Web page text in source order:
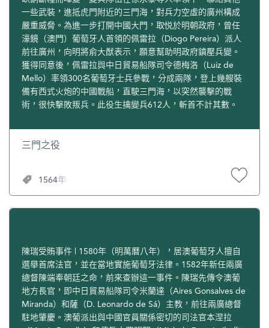
一些武裝，進抵虎門附近的三門海，對兵力空虛的廣州構成
嚴重威脅。為進一步打開中國大門，取悦於明朝政府，曾任
濠鏡（澳門）葡萄牙人首領的佩雷拉（Diogo Pereira）派人
前往廣州，向明將俞大猷表示，願意幫助明政府鎮壓兵變。
獲得同意後，佩雷拉與中日貿易船隊司令德梅洛（Luiz de
Mello）率領300名葡萄牙士兵參戰，分成兩隊，登上幾艘裝
備有西式火炮的中國戰船，直駛三門海，以突然襲擊的戰
術，很快擊敗叛兵。此役生擒變兵612人，斬首不計其數。
三門之役
1564年
陳瑞受賄事件 | 1580年（明萬曆八年），居澳葡萄牙人擅自
選舉首席法官，並在當地實施葡萄牙法律。1582年新任兩廣
總督陳端奉朝廷之命，前來查辦這一事件。陳瑞先傳令澳葡
地方長官，即中日貿易船隊司令米蘭達（Aires Gonsalves de
Miranda）和薩（D. Leonardo de Sá）主教，前往兩廣總督
駐地肇慶。澳葡派出與中國官員關係密切的司法官本涅拉